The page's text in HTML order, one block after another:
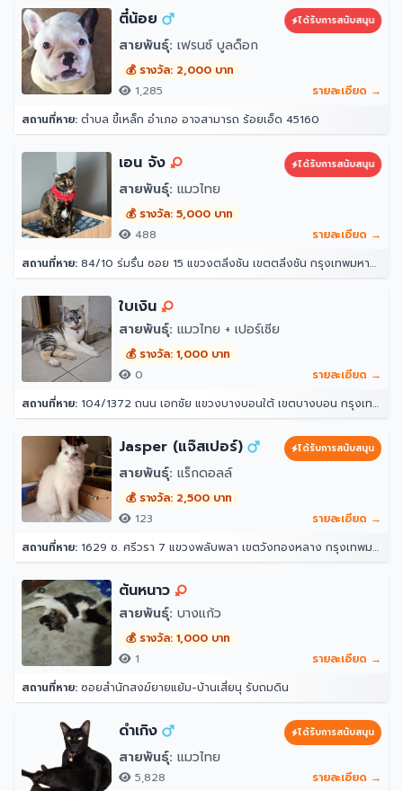
ตี๋น้อย
ได้รับการสนับสนุน
สายพันธุ์: เฟรนซ์ บูลด็อก
💰 รางวัล: 2,000 บาท
1,285
รายละเอียด →
สถานที่หาย: ตำบล ขี้เหล็ก อำเภอ อาจสามารถ ร้อยเอ็ด 45160
เอน จัง ได้รับการสนับสนุน
สายพันธุ์: แมวไทย
💰 รางวัล: 5,000 บาท
488
รายละเอียด →
สถานที่หาย: 84/10 ร่มรื่น ซอย 15 แขวงตลิ่งชัน เขตตลิ่งชัน กรุงเทพมหานคร 10170
ใบเงิน
สายพันธุ์: แมวไทย + เปอร์เซีย
💰 รางวัล: 1,000 บาท
0
รายละเอียด →
สถานที่หาย: 104/1372 ถนน เอกชัย แขวงบางบอนใต้ เขตบางบอน กรุงเทพมหานคร 10150
Jasper (แจ๊สเปอร์) ได้รับการสนับสนุน
สายพันธุ์: แร็กดอลล์
💰 รางวัล: 2,500 บาท
123
รายละเอียด →
สถานที่หาย: 1629 ซ. ศรีวรา 7 แขวงพลับพลา เขตวังทองหลาง กรุงเทพมหานคร 10312
ต้นหนาว
สายพันธุ์: บางแก้ว
💰 รางวัล: 1,000 บาท
1
รายละเอียด →
สถานที่หาย: ซอยสำนักสงฆ์ยายแย้ม-บ้านเสี่ยนุ รับถมดิน
ดำเกิง ได้รับการสนับสนุน
สายพันธุ์: แมวไทย
5,828 รายละเอียด →